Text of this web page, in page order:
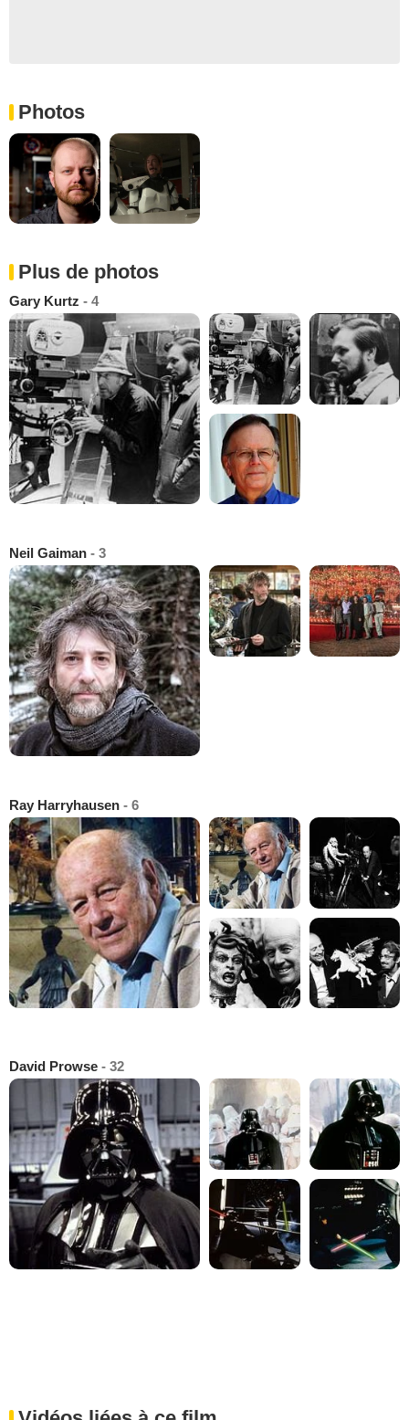
Photos
Plus de photos
Gary Kurtz - 4
Neil Gaiman - 3
Ray Harryhausen - 6
David Prowse - 32